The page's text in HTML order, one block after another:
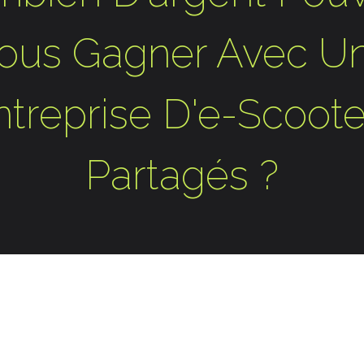
Gagner Avec
D'e-
Partagés ?